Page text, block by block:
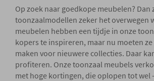
Op zoek naar goedkope meubelen? Dan
toonzaalmodellen zeker het overwegen
meubelen hebben een tijdje in onze
kopers te inspireren, maar nu moeten
maken voor nieuwere collecties. Daar
profiteren. Onze toonzaal meubels
met hoge kortingen, die oplopen tot wel